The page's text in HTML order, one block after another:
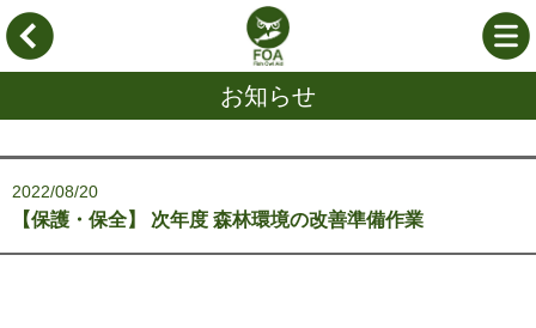
お知らせ
2022/08/20
【保護・保全】 次年度 森林環境の改善準備作業